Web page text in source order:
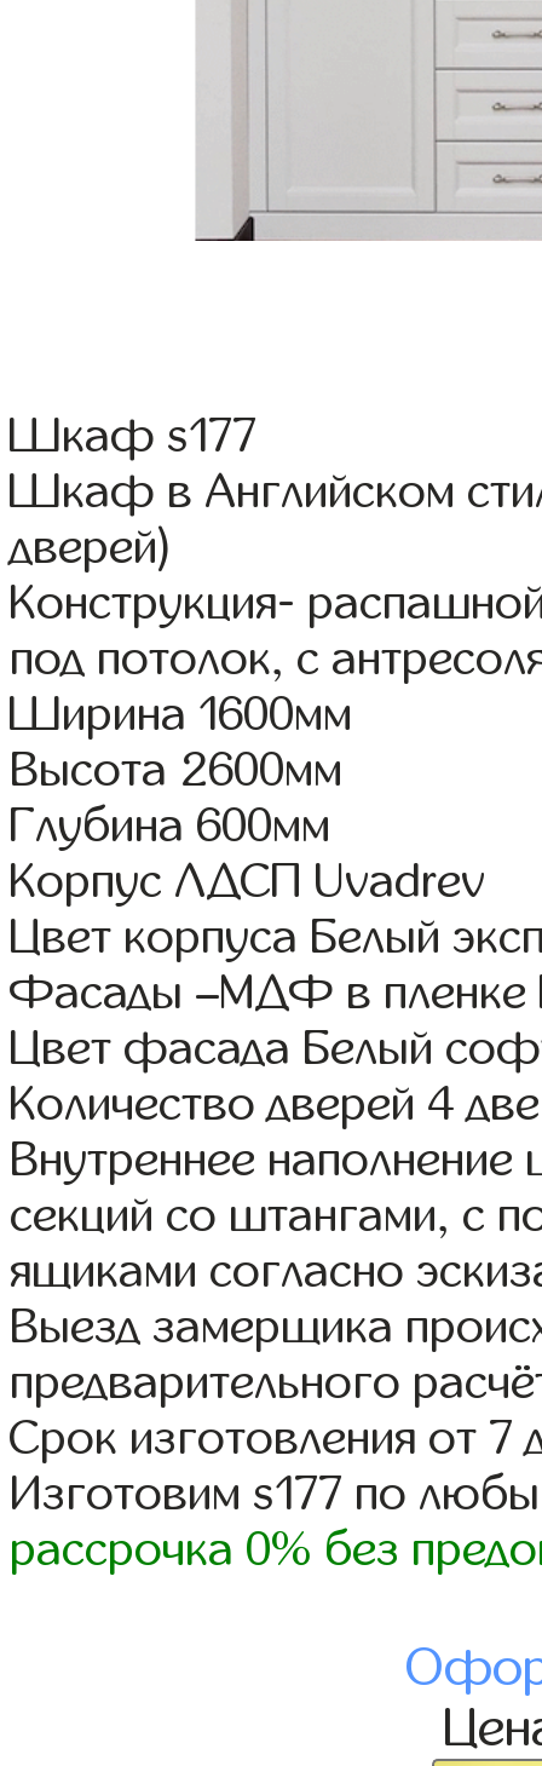
Шкаф s177
Шкаф в Английском
дверей)
Конструкция-
под потолок, с
Ширина 1600мм
Высота 2600мм
Глубина 600мм
Корпус ЛДСП Uvadrev
Цвет корпуса Белый
Фасады –МДФ в пленке
Цвет фасада Белый
Количество дверей 4
Внутреннее
секций со штангами, с
ящиками согласно
Выезд замерщика
предварительного
Срок изготовления от 7
Изготовим s177 по
рассрочка 0% без